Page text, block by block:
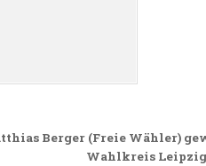
Berger (Freie Wähler)
Wahlkreis